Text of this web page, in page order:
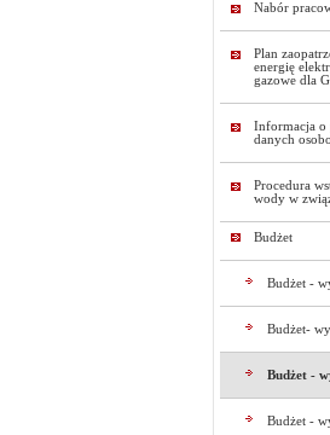
Nabór
Plan
energię
gazowe dla
Informacja o
danych
Procedura
wody w
Budżet
Budżet -
Budżet-
Budżet -
Budżet -